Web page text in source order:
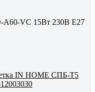
A60-VC 15Вт 230В Е27